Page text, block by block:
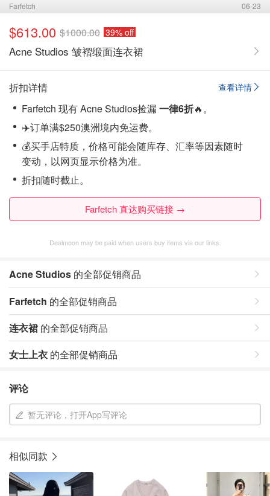
Farfetch 06-23
$613.00 $1000.00 39% off
Acne Studios 皱褶缎面连衣裙
查看详情
折扣详情
Farfetch 现有 Acne Studios捡漏一律6折🔥。
✈️订单满$250澳洲境内免运费。
💰买手店特质，价格可能会随库存、汇率等因素随时
变动，以网页显示价格为准。
折扣随时截止。
Farfetch 直达购买链接 →
Dealmoon may be paid when users buy items via our links.
Acne Studios 的全部促销商品
Farfetch 的全部促销商品
连衣裙 的全部促销商品
女士上衣 的全部促销商品
评论
暂无评论，打开App写评论
相似同款